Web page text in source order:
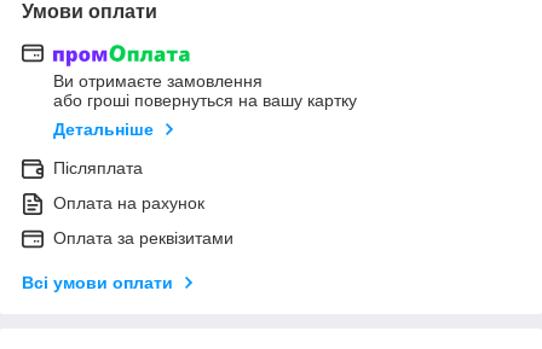
Умови оплати
Ви отримаєте замовлення
або гроші повернуться на вашу картку
Детальніше
Післяплата
Оплата на рахунок
Оплата за реквізитами
Всі умови оплати